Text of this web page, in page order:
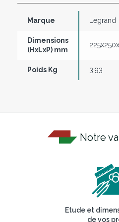
Marque Legrand
Dimensions
(HxLxP) mm
Poids Kg 3.93
Notre
Etude et
de vos